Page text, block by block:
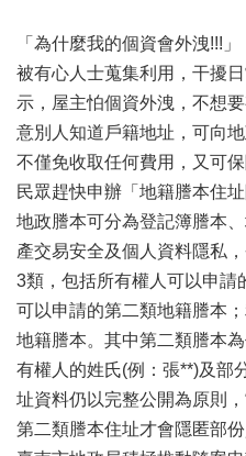
報
機
關
簡
介
線
上
申
辦
與
查
詢
便
民
服
務
「為什麼我的個資會外洩!!!
被有心人士蒐集利用，干擾
示，屋主怕個資外洩，不想
意別人知道戶籍地址，可向
不僅免收取任何費用，又可
民眾趕快申辦「地籍謄本住址
地政謄本可分為登記簿謄本
產交易安全及個人資料隱私
3類，包括所有權人可以申請
可以申請的第二類地籍謄本
地籍謄本。其中第二類謄本
有權人的姓氏(例：張**)及部
址資料仍以完整公開為原則
第二類謄本住址才會隱匿部份